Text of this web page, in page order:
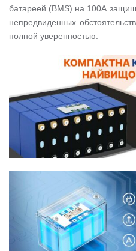
батареей (BMS) на 100А
непредвиденных
полной уверенностью.